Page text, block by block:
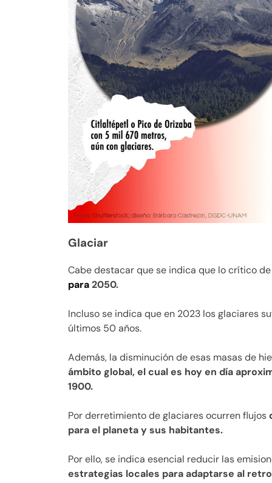
Glaciar
Cabe destacar que se indica que lo crítico
para2050.
Incluso se indica que en 2023 los glaciares
últimos 50 años.
Además, la disminución de esas masas de
ámbito global, el cual es hoy en día
1900.
Por derretimiento de glaciares ocurren flujos
para el planeta y sus habitantes.
Por ello, se indica esencial reducir las
estrategias locales para adaptarse al